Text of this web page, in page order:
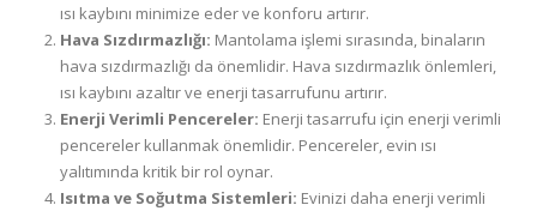
ısı kaybını minimize eder ve konforu artırır.
Hava Sızdırmazlığı: Mantolama işlemi sırasında, binaların
hava sızdırmazlığı da önemlidir. Hava sızdırmazlık önlemleri,
ısı kaybını azaltır ve enerji tasarrufunu artırır.
Enerji Verimli Pencereler: Enerji tasarrufu için enerji verimli
pencereler kullanmak önemlidir. Pencereler, evin ısı
yalıtımında kritik bir rol oynar.
Isıtma ve Soğutma Sistemleri: Evinizi daha enerji verimli